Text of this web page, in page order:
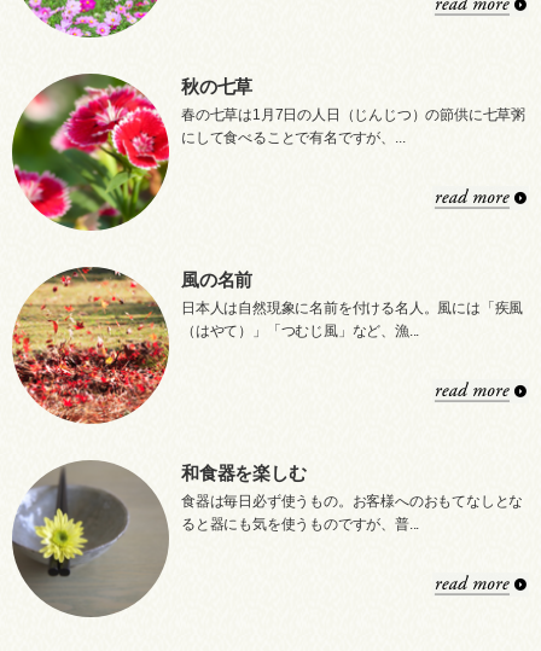
秋の七草
春の七草は1月7日の人日（じんじつ）の節供に七草粥
にして食べることで有名ですが、...
風の名前
日本人は自然現象に名前を付ける名人。風には「疾風
（はやて）」「つむじ風」など、漁...
和食器を楽しむ
食器は毎日必ず使うもの。お客様へのおもてなしとな
ると器にも気を使うものですが、普...